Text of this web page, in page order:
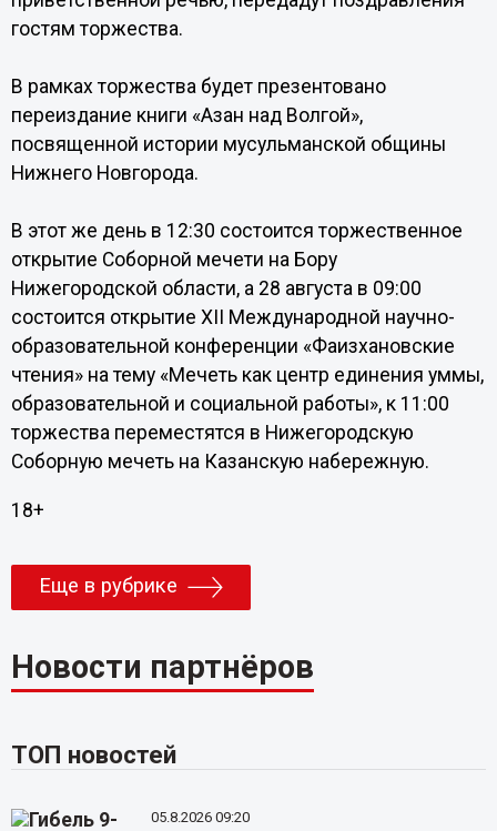
гостям торжества.
В рамках торжества будет презентовано
переиздание книги «Азан над Волгой»,
посвященной истории мусульманской общины
Нижнего Новгорода.
В этот же день в 12:30 состоится торжественное
открытие Соборной мечети на Бору
Нижегородской области, а 28 августа в 09:00
состоится открытие XII Международной научно-
образовательной конференции «Фаизхановские
чтения» на тему «Мечеть как центр единения уммы,
образовательной и социальной работы», к 11:00
торжества переместятся в Нижегородскую
Соборную мечеть на Казанскую набережную.
18+
Еще в рубрике
Новости партнёров
ТОП новостей
05.8.2026 09:20